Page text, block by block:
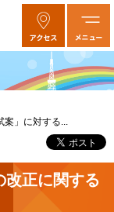
案」に対する...
改正に関する